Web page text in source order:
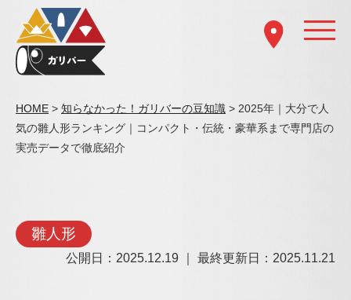
HOME > 知らなかった！ガリバーの豆知識 > 2025年｜大分で人
気の雛人形ランキング｜コンパクト・伝統・豪華系まで専門店の
実売データで徹底紹介
雛人形
公開日：2025.12.19 ｜ 最終更新日：2025.11.21